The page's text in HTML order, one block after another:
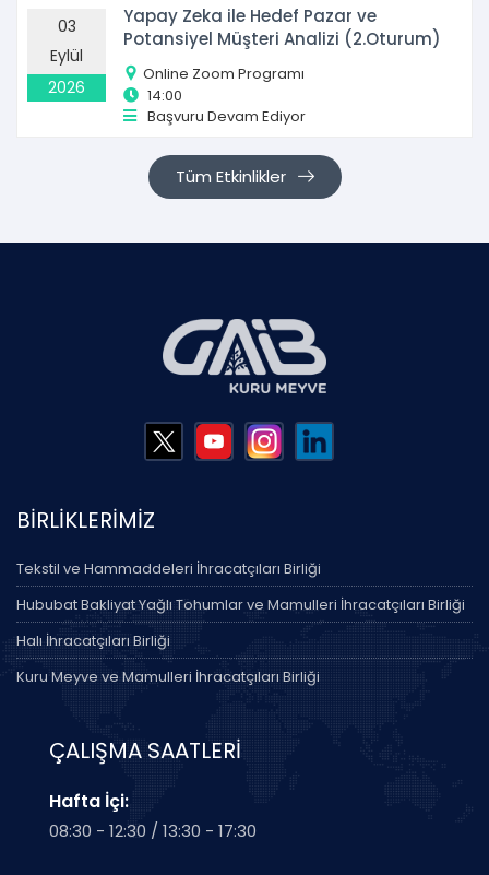
03
Eylül
2026
Yapay Zeka ile Hedef Pazar ve
Potansiyel Müşteri Analizi (2.Oturum)
Online Zoom Programı
14:00
Başvuru Devam Ediyor
Tüm Etkinlikler
BİRLİKLERİMİZ
Tekstil ve Hammaddeleri İhracatçıları Birliği
Hububat Bakliyat Yağlı Tohumlar ve Mamulleri İhracatçıları Birliği
Halı İhracatçıları Birliği
Kuru Meyve ve Mamulleri İhracatçıları Birliği
ÇALIŞMA SAATLERİ
Hafta İçi:
08:30 - 12:30 / 13:30 - 17:30